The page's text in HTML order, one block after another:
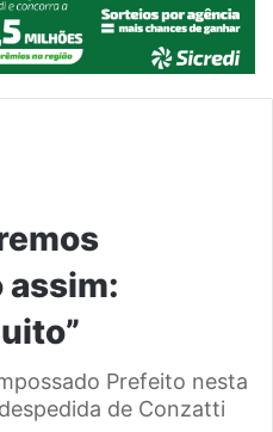
assim:
Prefeito nesta
de Conzatti